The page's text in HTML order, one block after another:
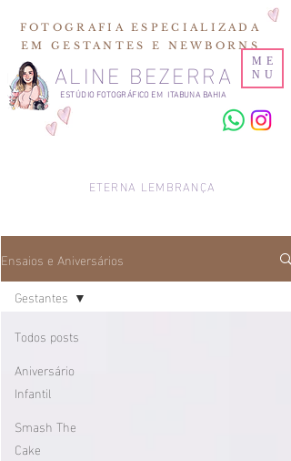
ESTÚDIO FOTOGRÁFICO EM ITABUNA BAHIA
ALINE BEZERRA
FOTOGRAFIA ESPECIALIZADA
EM GESTANTES E NEWBORNS
ME
NU
ETERNA LEMBRANÇA
Ensaios e Aniversários
Todos posts
Aniversário
Infantil
Smash The
Cake
Gestantes